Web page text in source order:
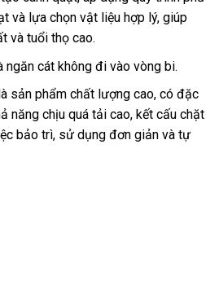
và lựa chọn vật liệu hợp lý, giúp
và tuổi thọ cao.
ngăn cát không đi vào vòng bi.
sản phẩm chất lượng cao, có đặc
năng chịu quá tải cao, kết cấu chặt
bảo trì, sử dụng đơn giản và tự